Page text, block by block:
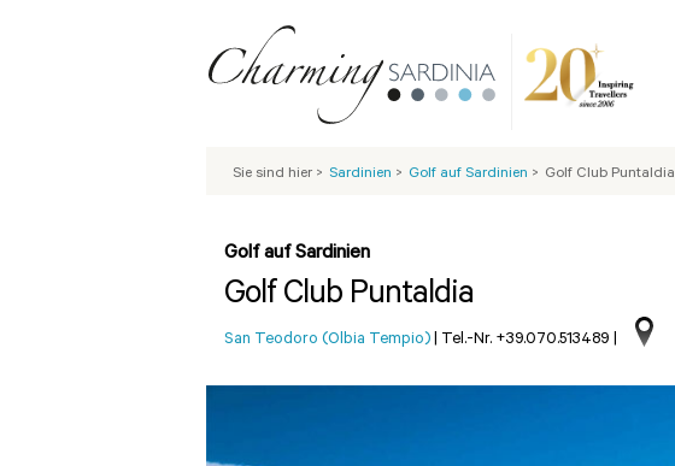
Sie sind hier > Sardinien > Golf auf Sardinien > Golf Club Puntaldia
Golf auf Sardinien
Golf Club Puntaldia
San Teodoro (Olbia Tempio) | Tel.-Nr. +39.070.513489 |